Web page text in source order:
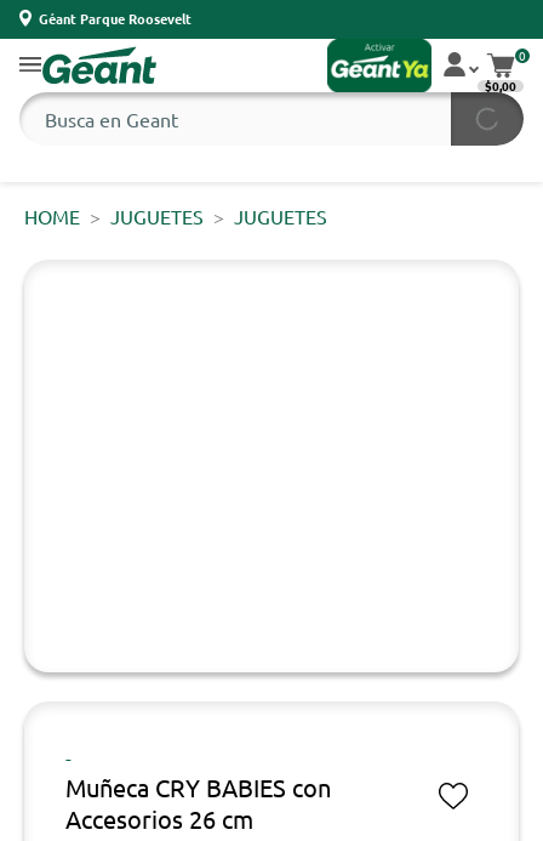
Géant Parque Roosevelt
0
$0,00
HOME JUGUETES JUGUETES
-
Muñeca CRY BABIES con
Accesorios 26 cm